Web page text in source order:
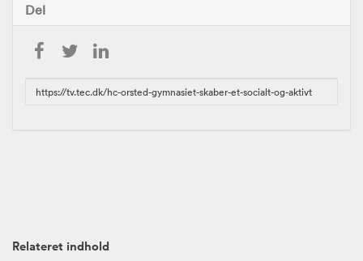
Del
Relateret indhold